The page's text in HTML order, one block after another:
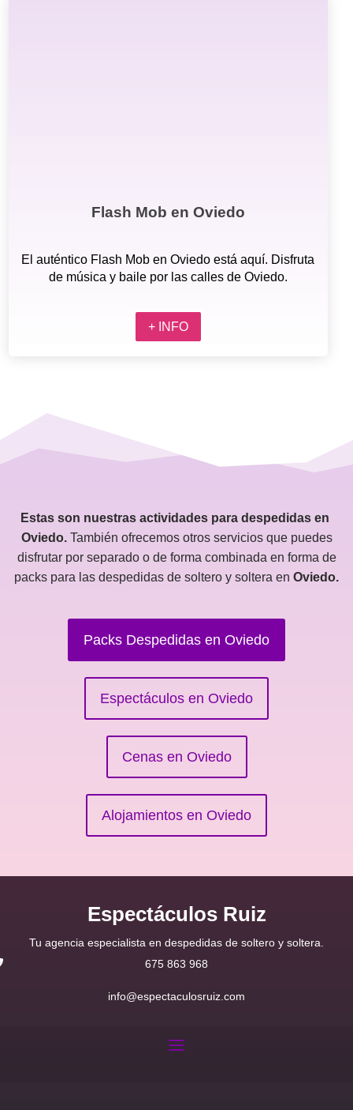
Flash Mob en Oviedo
El auténtico Flash Mob en Oviedo está aquí. Disfruta
de música y baile por las calles de Oviedo.
+ INFO
Estas son nuestras actividades para despedidas en
Oviedo.También ofrecemos otros servicios que puedes
disfrutar por separado o de forma combinada en forma de
packs para las despedidas de soltero y soltera en Oviedo.
Packs Despedidas en Oviedo
Espectáculos en Oviedo
Cenas en Oviedo
Alojamientos en Oviedo
Espectáculos Ruiz
Tu agencia especialista en despedidas de soltero y soltera.
675 863 968
info@espectaculosruiz.com